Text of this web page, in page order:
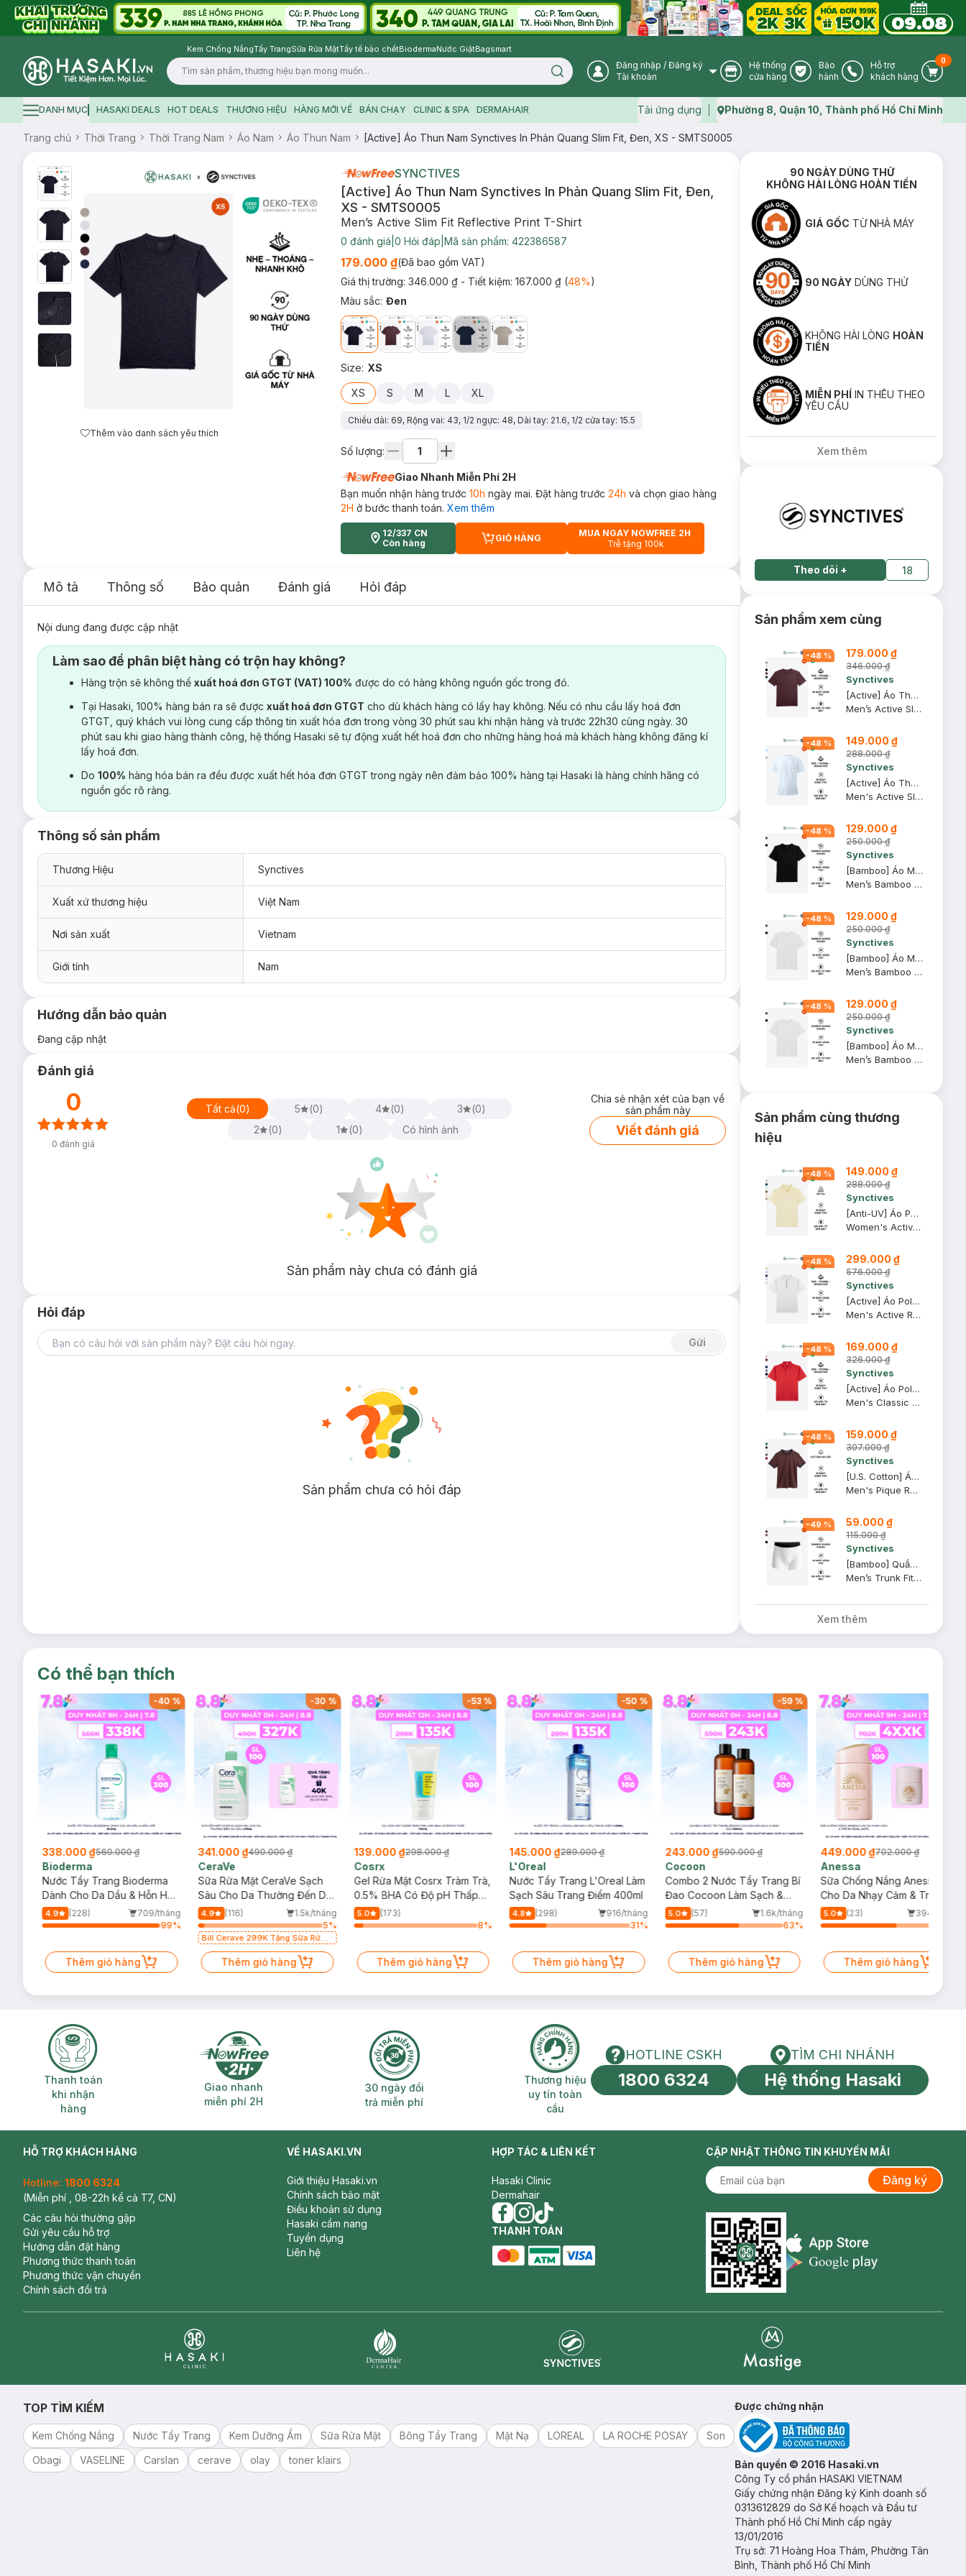
Kem Chống NắngTẩy TrangSữa Rửa MặtTẩy tế bào chếtBiodermaNước GiặtBagsmart
Logo
Search icon User Icon
Đăng nhập / Đăng ký
Tài khoản
Store Icon
Hệ thống
cửa hàng
Warranty Icon
Bảo
hành
Phone Icon
Hỗ trợ
khách hàng
Cart
0
Hamburger icon
DANH MỤC HASAKI DEALS HOT DEALS THƯƠNG HIỆU HÀNG MỚI VỀ BÁN CHẠY CLINIC & SPA DERMAHAIR Tải ứng dụng Map icon
Phường 8, Quận 10, Thành phố Hồ Chí Minh
Trang chủ Thời Trang Thời Trang Nam Áo Nam Áo Thun Nam [Active] Áo Thun Nam Synctives In Phản Quang Slim Fit, Đen, XS - SMTS0005
Thêm vào danh sách yêu thích
SYNCTIVES
[Active] Áo Thun Nam Synctives In Phản Quang Slim Fit, Đen,
XS - SMTS0005
Men’s Active Slim Fit Reflective Print T-Shirt
0 đánh giá 0 Hỏi đáp Mã sản phẩm: 422386587
179.000 ₫(Đã bao gồm VAT)
Giá thị trường: 346.000 ₫ - Tiết kiệm: 167.000 ₫(48%)
Màu sắc: Đen
Size: XS
XS S M L XL
Chiều dài: 69, Rộng vai: 43, 1/2 ngực: 48, Dài tay: 21.6, 1/2 cửa tay: 15.5
Số lượng:
Giao Nhanh Miễn Phí 2H
Bạn muốn nhận hàng trước 10h ngày mai. Đặt hàng trước 24h và chọn giao hàng
2H ở bước thanh toán. Xem thêm
12/337 CN
Còn hàng
CART PLUS ICON
GIỎ HÀNG
MUA NGAY NOWFREE 2H
Trễ tặng 100k
Mô tả Thông số Bảo quản Đánh giá Hỏi đáp
Nội dung đang được cập nhật
Làm sao để phân biệt hàng có trộn hay không?
Hàng trộn sẽ không thể xuất hoá đơn GTGT (VAT) 100% được do có hàng không nguồn gốc trong đó.
Tại Hasaki, 100% hàng bán ra sẽ được xuất hoá đơn GTGT cho dù khách hàng có lấy hay không. Nếu có nhu cầu lấy hoá đơn
GTGT, quý khách vui lòng cung cấp thông tin xuất hóa đơn trong vòng 30 phút sau khi nhận hàng và trước 22h30 cùng ngày. 30
phút sau khi giao hàng thành công, hệ thống Hasaki sẽ tự động xuất hết hoá đơn cho những hàng hoá mà khách hàng không đăng kí
lấy hoá đơn.
Do 100% hàng hóa bán ra đều được xuất hết hóa đơn GTGT trong ngày nên đảm bảo 100% hàng tại Hasaki là hàng chính hãng có
nguồn gốc rõ ràng.
Thông số sản phẩm
Thương Hiệu Synctives
Xuất xứ thương hiệu Việt Nam
Nơi sản xuất Vietnam
Giới tính Nam
Hướng dẫn bảo quản
Đang cập nhật
Đánh giá
0
0 đánh giá
Tất cả(0) 5 (0) 4 (0) 3 (0)
2
(0) 1 (0) Có hình ảnh
Chia sẻ nhận xét của bạn về
sản phẩm này
Viết đánh giá
Sản phẩm này chưa có đánh giá
Hỏi đáp
Gửi
Sản phẩm chưa có hỏi đáp
90 NGÀY DÙNG THỬ
KHÔNG HÀI LÒNG HOÀN TIỀN
GIÁ GỐC TỪ NHÀ MÁY
90 NGÀY DÙNG THỬ
KHÔNG HÀI LÒNG HOÀN
TIỀN
MIỄN PHÍ IN THÊU THEO
YÊU CẦU
Xem thêm
Theo dõi + 18
Sản phẩm xem cùng
-48 % 179.000 ₫
346.000 ₫
Synctives
[Active] Áo Thun Nam Synctives In Phản Quang Slim Fit, Nâu Chocolate, XL - SMTS0005
Men’s Active Slim Fit Reflective Print T-Shirt
-48 % 149.000 ₫
288.000 ₫
Synctives
[Active] Áo Thun Nam Synctives Slim Fit, Trắng, XS - SMTS0003
Men's Active Slim Fit T-Shirt
-48 % 129.000 ₫
250.000 ₫
Synctives
[Bamboo] Áo Mặc Trong Nam Synctives Cổ V Slim Fit, Đen, M - CMUN0003
Men’s Bamboo Slim Fit V-Neck Undershirt
-48 % 129.000 ₫
250.000 ₫
Synctives
[Bamboo] Áo Mặc Trong Nam Synctives Cổ V Slim Fit, Trắng, M - CMUN0003
Men’s Bamboo Slim Fit V-Neck Undershirt
-48 % 129.000 ₫
250.000 ₫
Synctives
[Bamboo] Áo Mặc Trong Nam Synctives Cổ V Slim Fit, Trắng, XL - CMUN0003
Men’s Bamboo Slim Fit V-Neck Undershirt
Sản phẩm cùng thương
hiệu
-48 % 149.000 ₫
288.000 ₫
Synctives
[Anti-UV] Áo Polo Active Nữ Synctives Regular Fit, Vàng Kem, XS - SWPO0006
Women's Active Regular Fit Polo Shirt
-48 % 299.000 ₫
576.000 ₫
Synctives
[Active] Áo Polo Nam Synctives Regular Fit, Xám Nhạt, XL - SMPO0009
Men's Active Regular Fit Polo Shirt
-48 % 169.000 ₫
326.000 ₫
Synctives
[Active] Áo Polo Nam Synctives Classic Fit, Đỏ Rượu, XL - CMPO0013
Men's Classic Fit Polo Shirt
-48 % 159.000 ₫
307.000 ₫
Synctives
[U.S. Cotton] Áo Thun Nam Synctives Regular Fit, Nâu Cà Phê, M - CMTS0027
Men's Pique Regular Fit T-shirt
-49 % 59.000 ₫
115.000 ₫
Synctives
[Bamboo] Quần Lót Nam Synctives Dáng Trunk, Trắng, L - CMUW0021
Men’s Trunk Fit Underwear
Xem thêm
Có thể bạn thích
-40 %
338.000 ₫560.000 ₫
Bioderma
Nước Tẩy Trang Bioderma
Dành Cho Da Dầu & Hỗn Hợp
500ml
4.9 (228)
709/tháng
99%
Thêm giỏ hàng
-30 %
341.000 ₫490.000 ₫
CeraVe
Sữa Rửa Mặt CeraVe Sạch
Sâu Cho Da Thường Đến Da
Dầu 473ml
4.9 (116)
1.5k/tháng
5%
Bill Cerave 299K Tặng Sữa Rửa
Mặt Cerave 30ml (SL có hạn)
Thêm giỏ hàng
-53%
139.000 ₫298.000 ₫
Cosrx
Gel Rửa Mặt Cosrx Tràm Trà,
0.5% BHA Có Độ pH Thấp
150ml
5.0
(173)
8%
Thêm giỏ hàng
-50 %
145.000 ₫289.000 ₫
L'Oreal
Nước Tẩy Trang L'Oreal Làm
Sạch Sâu Trang Điểm 400ml
4.8 (298)
916/tháng
31%
Thêm giỏ hàng
-59%
243.000 ₫590.000 ₫
Cocoon
Combo 2 Nước Tẩy Trang Bí
Đao Cocoon Làm Sạch &
Giảm Dầu 500ml
5.0 (57)
1.6k/tháng
63%
Thêm giỏ hàng
449.000 ₫702.000 ₫
Anessa
Sữa Chống Nắng Anessa
Cho Da Nhạy Cảm & Trẻ Em
60ml (Mới)
5.0 (23)
394/tháng
Thêm giỏ hàng
Thanh toán khi nhận hàng
Thanh toán
khi nhận
hàng
Giao nhanh miễn phí 2H
Giao nhanh
miễn phí 2H
30 ngày đổi trả miễn phí
30 ngày đổi
trả miễn phí
Thương hiệu uy tín toàn cầu
Thương hiệu
uy tín toàn
cầu
HOTLINE CSKH
HOTLINE CSKH
1800 6324
Tìm chi nhánh
TÌM CHI NHÁNH
Hệ thống Hasaki
HỖ TRỢ KHÁCH HÀNG
Hotline: 1800 6324
(Miễn phí , 08-22h kể cả T7, CN)
Các câu hỏi thường gặp
Gửi yêu cầu hỗ trợ
Hướng dẫn đặt hàng
Phương thức thanh toán
Phương thức vận chuyển
Chính sách đổi trả
VỀ HASAKI.VN
Giới thiệu Hasaki.vn
Chính sách bảo mật
Điều khoản sử dụng
Hasaki cẩm nang
Tuyển dụng
Liên hệ
HỢP TÁC & LIÊN KẾT
Hasaki Clinic
Dermahair
facebook
instagram
tiktok
THANH TOÁN
CẬP NHẬT THÔNG TIN KHUYẾN MÃI
Đăng ký
Appstore icon
TOP TÌM KIẾM
Kem Chống Nắng Nước Tẩy Trang Kem Dưỡng Ẩm Sữa Rửa Mặt Bông Tẩy Trang Mặt Nạ LOREAL LA ROCHE POSAY
Son
Obagi
VASELINE Carslan cerave olay toner klairs
Được chứng nhận
Bản quyền © 2016 Hasaki.vn
Công Ty cổ phần HASAKI VIETNAM
Giấy chứng nhận Đăng ký Kinh doanh số
0313612829 do Sở Kế hoạch và Đầu tư
Thành phố Hồ Chí Minh cấp ngày
13/01/2016
Trụ sở: 71 Hoàng Hoa Thám, Phường Tân
Bình, Thành phố Hồ Chí Minh